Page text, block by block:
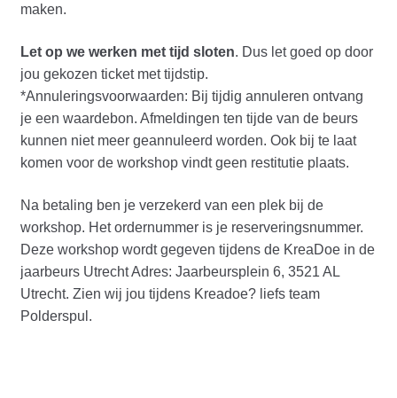
maken.
Let op we werken met tijd sloten. Dus let goed op door
jou gekozen ticket met tijdstip.
*Annuleringsvoorwaarden: Bij tijdig annuleren ontvang
je een waardebon. Afmeldingen ten tijde van de beurs
kunnen niet meer geannuleerd worden. Ook bij te laat
komen voor de workshop vindt geen restitutie plaats.
Na betaling ben je verzekerd van een plek bij de
workshop. Het ordernummer is je reserveringsnummer.
Deze workshop wordt gegeven tijdens de KreaDoe in de
jaarbeurs Utrecht Adres: Jaarbeursplein 6, 3521 AL
Utrecht. Zien wij jou tijdens Kreadoe? liefs team
Polderspul.